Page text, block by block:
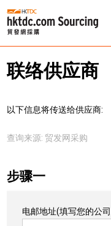
联络供应商
以下信息将传送给供应商:
查询来源: 贸发网采购
步骤一
电邮地址(填写您的公